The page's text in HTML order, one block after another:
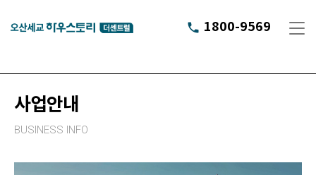
phone 1800-9569
사업안내
BUSINESS INFO